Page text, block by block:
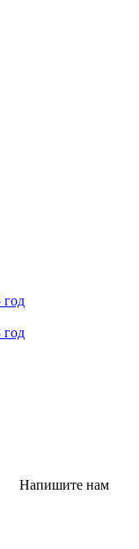
год
год
Напишите нам